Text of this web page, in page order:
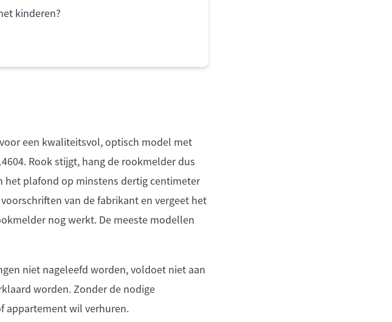
kinderen?
een kwaliteitsvol, optisch model met
Rook stijgt, hang de rookmelder dus
het plafond op minstens dertig centimeter
van de fabrikant en vergeet het
nog werkt. De meeste modellen
niet nageleefd worden, voldoet niet aan
worden. Zonder de nodige
appartement wil verhuren.